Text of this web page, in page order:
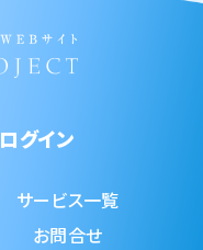
ログイン
サービス一覧
お問合せ